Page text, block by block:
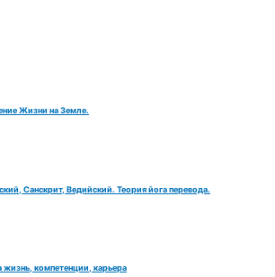
Жизни на Земле.
Санскрит, Ведийский. Теория йога перевода.
жизнь, компетенции, карьера